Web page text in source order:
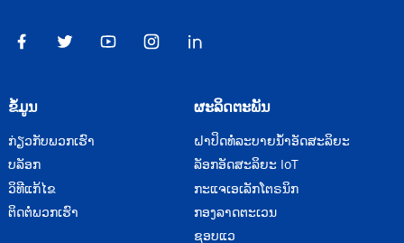
ຂໍ້ມູນ
ກ່ຽວກັບພວກເຮົາ
ບລັອກ
ວິທີແກ້ໄຂ
ຕິດຕໍ່ພວກເຮົາ
ຜະລິດຕະພັນ
ຝາປິດທໍ່ລະບາຍນ້ຳອັດສະລິຍະ
ລັອກອັດສະລິຍະ IoT
ກະແຈເອເລັກໂຕຣນິກ
ກອງລາດຕະເວນ
ຊອບແວ